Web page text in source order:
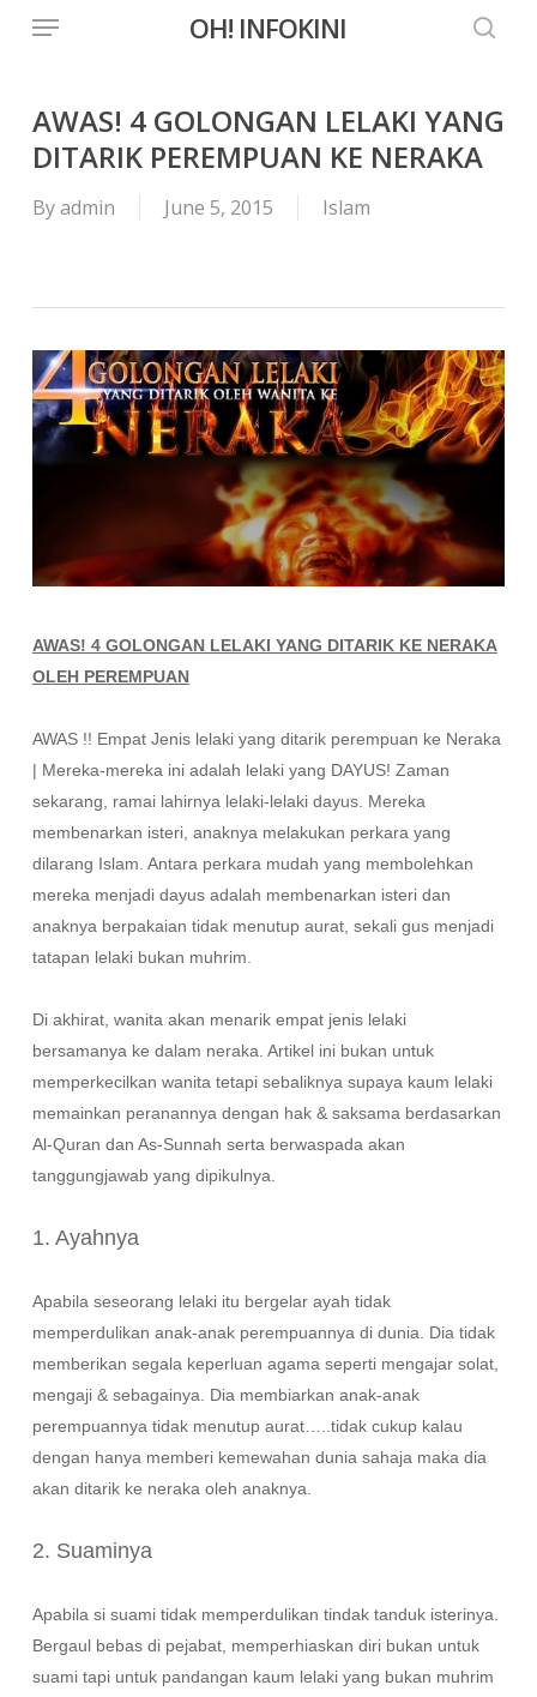
content
OH! INFOKINI
Menu
AWAS! 4 GOLONGAN LELAKI YANG
DITARIK PEREMPUAN KE NERAKA
Byadmin June 5, 2015 Islam
AWAS! 4 GOLONGAN LELAKI YANG DITARIK KE NERAKA
OLEH PEREMPUAN
AWAS !! Empat Jenis lelaki yang ditarik perempuan ke Neraka
| Mereka-mereka ini adalah lelaki yang DAYUS! Zaman
sekarang, ramai lahirnya lelaki-lelaki dayus. Mereka
membenarkan isteri, anaknya melakukan perkara yang
dilarang Islam. Antara perkara mudah yang membolehkan
mereka menjadi dayus adalah membenarkan isteri dan
anaknya berpakaian tidak menutup aurat, sekali gus menjadi
tatapan lelaki bukan muhrim.
Di akhirat, wanita akan menarik empat jenis lelaki
bersamanya ke dalam neraka. Artikel ini bukan untuk
memperkecilkan wanita tetapi sebaliknya supaya kaum lelaki
memainkan peranannya dengan hak & saksama berdasarkan
Al-Quran dan As-Sunnah serta berwaspada akan
tanggungjawab yang dipikulnya.
1. Ayahnya
Apabila seseorang lelaki itu bergelar ayah tidak
memperdulikan anak-anak perempuannya di dunia. Dia tidak
memberikan segala keperluan agama seperti mengajar solat,
mengaji & sebagainya. Dia membiarkan anak-anak
perempuannya tidak menutup aurat…..tidak cukup kalau
dengan hanya memberi kemewahan dunia sahaja maka dia
akan ditarik ke neraka oleh anaknya.
2. Suaminya
Apabila si suami tidak memperdulikan tindak tanduk isterinya.
Bergaul bebas di pejabat, memperhiaskan diri bukan untuk
suami tapi untuk pandangan kaum lelaki yang bukan muhrim